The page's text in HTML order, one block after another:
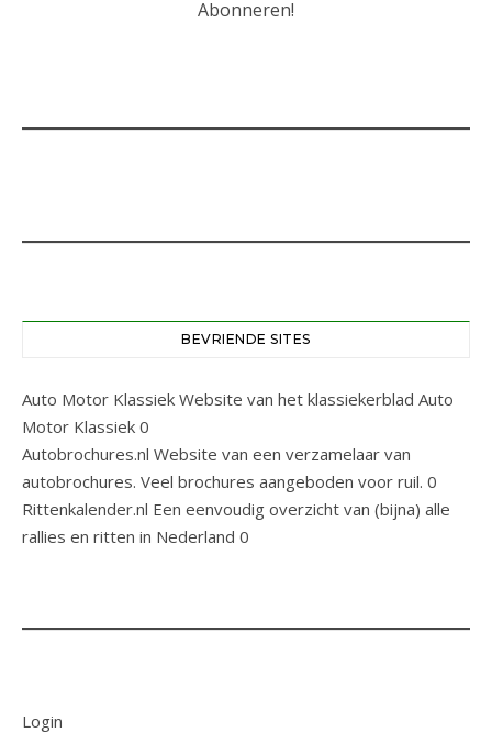
BEVRIENDE SITES
Auto Motor Klassiek Website van het klassiekerblad Auto
Motor Klassiek 0
Autobrochures.nl Website van een verzamelaar van
autobrochures. Veel brochures aangeboden voor ruil. 0
Rittenkalender.nl Een eenvoudig overzicht van (bijna) alle
rallies en ritten in Nederland 0
Login